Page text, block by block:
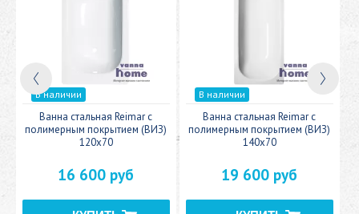
В наличии
Ванна стальная Reimar с
полимерным покрытием (ВИЗ)
120x70
16 600 руб
В наличии
Ванна стальная Reimar с
полимерным покрытием (ВИЗ)
140x70
19 600 руб